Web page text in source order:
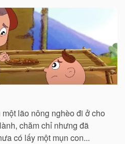
lão nông nghèo đi ở cho
chăm chỉ nhưng đã
có lấy một mụn con...